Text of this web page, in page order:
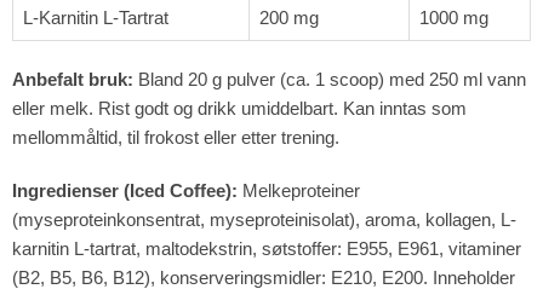
L-Karnitin L-Tartrat 200 mg 1000 mg
Anbefalt bruk: Bland 20 g pulver (ca. 1 scoop) med 250 ml vann
eller melk. Rist godt og drikk umiddelbart. Kan inntas som
mellommåltid, til frokost eller etter trening.
Ingredienser (Iced Coffee): Melkeproteiner
(myseproteinkonsentrat, myseproteinisolat), aroma, kollagen, L-
karnitin L-tartrat, maltodekstrin, søtstoffer: E955, E961, vitaminer
(B2, B5, B6, B12), konserveringsmidler: E210, E200. Inneholder